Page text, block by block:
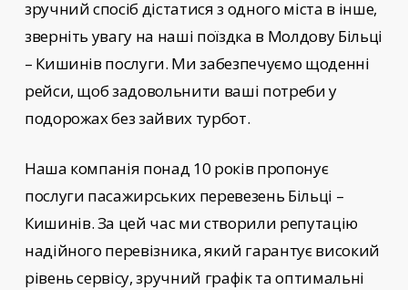
зручний спосіб дістатися з одного міста в інше,
зверніть увагу на наші поїздка в Молдову Більці
– Кишинів послуги. Ми забезпечуємо щоденні
рейси, щоб задовольнити ваші потреби у
подорожах без зайвих турбот.
Наша компанія понад 10 років пропонує
послуги пасажирських перевезень Більці –
Кишинів. За цей час ми створили репутацію
надійного перевізника, який гарантує високий
рівень сервісу, зручний графік та оптимальні